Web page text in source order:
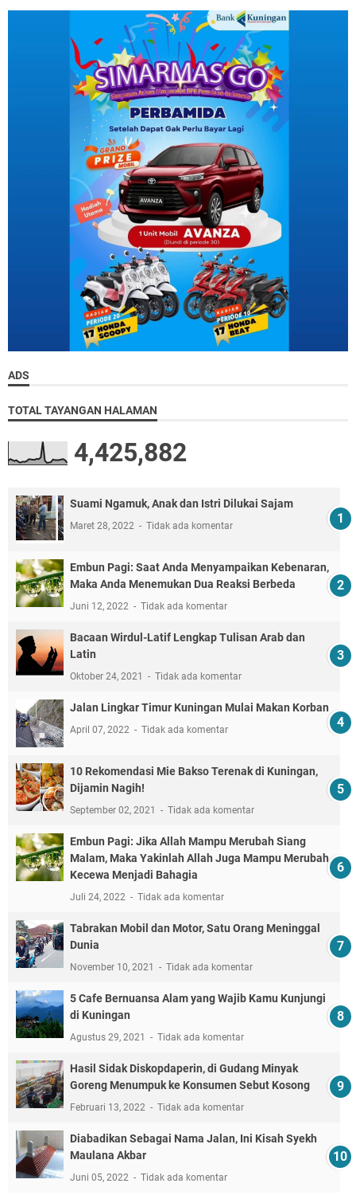
ADS
TOTAL TAYANGAN HALAMAN
4,425,882
Suami Ngamuk, Anak dan Istri Dilukai Sajam
Maret 28, 2022 Tidak ada komentar
Embun Pagi: Saat Anda Menyampaikan Kebenaran,
Maka Anda Menemukan Dua Reaksi Berbeda
Juni 12, 2022 Tidak ada komentar
Bacaan Wirdul-Latif Lengkap Tulisan Arab dan
Latin
Oktober 24, 2021 Tidak ada komentar
Jalan Lingkar Timur Kuningan Mulai Makan Korban
April 07, 2022 Tidak ada komentar
10 Rekomendasi Mie Bakso Terenak di Kuningan,
Dijamin Nagih!
September 02, 2021 Tidak ada komentar
Embun Pagi: Jika Allah Mampu Merubah Siang
Malam, Maka Yakinlah Allah Juga Mampu Merubah
Kecewa Menjadi Bahagia
Juli 24, 2022 Tidak ada komentar
Tabrakan Mobil dan Motor, Satu Orang Meninggal
Dunia
November 10, 2021 Tidak ada komentar
5 Cafe Bernuansa Alam yang Wajib Kamu Kunjungi
di Kuningan
Agustus 29, 2021 Tidak ada komentar
Hasil Sidak Diskopdaperin, di Gudang Minyak
Goreng Menumpuk ke Konsumen Sebut Kosong
Februari 13, 2022 Tidak ada komentar
Diabadikan Sebagai Nama Jalan, Ini Kisah Syekh
Maulana Akbar
Juni 05, 2022 Tidak ada komentar